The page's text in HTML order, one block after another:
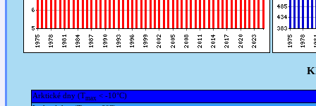
Arktické dny (Tmax < -10°C)